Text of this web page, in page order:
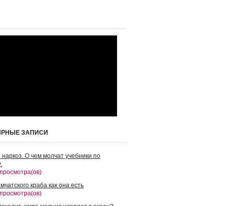
ЗАПИСИ
О чем молчат учебники по
краба как она есть